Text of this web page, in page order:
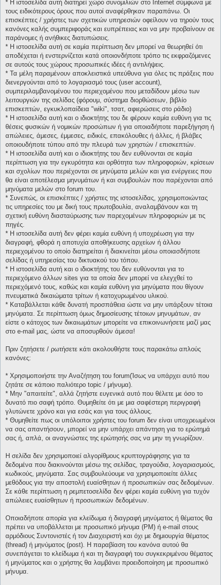
* H ιστοσελίδα αυτή διατηρεί χώρο συνομιλιών στο Internet σύμφωνα με
τους ειδικότερους όρους που αυτοί αναφέρθηκαν παραπάνω. Οι
επισκέπτες / χρήστες των σχετικών υπηρεσιών οφείλουν να τηρούν τους
κανόνες καλής συμπεριφοράς και ευπρέπειας και να μην προβαίνουν σε
παράνομες ή ανήθικες διατυπώσεις.
* H ιστοσελίδα αυτή σε καμία περίπτωση δεν μπορεί να θεωρηθεί ότι
αποδέχεται ή ενστερνίζεται κατά οποιονδήποτε τρόπο τις εκφραζόμενες
σε αυτούς τους χώρους προσωπικές ιδέες ή αντιλήψεις.
* Τα μέλη παραμένουν αποκλειστικά υπεύθυνα για όλες τις πράξεις που
διενεργούνται από το λογαριασμό τους (user account),
συμπεριλαμβανομένου του περιεχομένου που μεταδίδουν μέσω των
λειτουργιών της σελίδας (φόρουμ, σύστημα διορθώσεων, βιβλίο
επισκεπτών, εγκυκλοπαίδεια "wiki", τσατ, αφιερώσεις στο ράδιο)
* H ιστοσελίδα αυτή και ο ιδιοκτήτης του δε φέρουν καμία ευθύνη για τις
θέσεις φυσικών ή νομικών προσώπων ή για οποιαδήποτε παρεξήγηση ή
απώλειες, άμεσες, έμμεσες, ειδικές, επακόλουθες ή άλλες, ή βλάβες
οποιουδήποτε τύπου από την πλευρά των χρηστών / επισκεπτών.
* H ιστοσελίδα αυτή και ο ιδιοκτήτης του δεν ευθύνονται σε καμία
περίπτωση για την εγκυρότητα και ορθότητα των πληροφοριών, κρίσεων
και σχολίων που περιέχονται σε μηνύματα μελών και για ενέργειες που
θα είναι αποτέλεσμα μηνυμάτων ή και συμβουλών που παρέχονται από
μηνύματα μελών στο forum του.
* Συνεπώς, οι επισκέπτες / χρήστες της ιστοσελίδας, χρησιμοποιώντας
τις υπηρεσίες του με δική τους πρωτοβουλία, αναλαμβάνουν και τη
σχετική ευθύνη διασταύρωσης των παρεχομένων πληροφοριών με τις
πηγές.
* H ιστοσελίδα αυτή δεν φέρει καμία ευθύνη ή υποχρέωση για την
διαγραφή, φθορά η αποτυχία αποθήκευσης αρχείων ή άλλου
περιεχομένου το οποίο διατηρείται ή διακινείται μέσω οποιασδήποτε
σελίδας ή υπηρεσίας του δικτυακού του τόπου.
* H ιστοσελίδα αυτή και ο ιδιοκτήτης του δεν ευθύνονται για το
περιεχόμενο άλλων sites για τα οποία δεν μπορεί να ελεγχθεί το
περιεχόμενό τους, καθώς και καμία ευθύνη για μηνύματα που θίγουν
πνευματικά δικαιώματα τρίτων ή κατοχυρωμένου υλικού.
* Καταβάλλεται κάθε δυνατή προσπάθεια ώστε να μην υπάρξουν τέτοια
μηνύματα. Σε περίπτωση όμως δημοσίευσης τέτοιων μηνυμάτων, αν
είστε ο κάτοχος των δικαιωμάτων μπορείτε να επικοινωνήσετε μαζί μας
στο e-mail μας, ώστε να αποσυρθούν άμεσα!
Πριν ζητήσετε / ρωτήσετε κάτι ακολουθήστε τους παρακάτω απλούς
κανόνες:
* Χρησιμοποιήστε την Αναζήτηση του forum(Ίσως να υπάρχει αυτό που
ζητάτε σε κάποιο παλιότερο topic / μήνυμα).
* Μην "απαιτείτε", αλλά ζητήστε ευγενικά αυτό που θέλετε με όσο το
δυνατό πιο σαφή τρόπο. Θυμηθείτε ότι με μια σαφέστερη περιγραφή
γλυτώνετε χρόνο και για εσάς και για τους άλλους.
* Θυμηθείτε πως οι υπόλοιποι χρήστες του forum δεν είναι υποχρεωμένοι
να σας απαντήσουν, μπορεί να μην υπάρχει απάντηση για το ερώτημά
σας ή, απλά, οι αναγνώστες της ερώτησής σας να μην τη γνωρίζουν.
Η σελίδα δεν χρησιμοποιεί αλγορίθμους κρυπτογράφησης για τα
δεδομένα που διακινούνται μέσω της σελίδας, τραγούδια, λογαριασμούς,
κωδικούς, μηνύματα. Σας συμβουλεύουμε να χρησιμοποιείτε άλλες
μεθόδους για την αποστολή ευαίσθητων ή προσωπικών σας δεδομένων.
Σε κάθε περίπτωση η ρεμπετοσελίδα δεν φέρει καμία ευθύνη για τυχόν
απώλειες ευαίσθητων ή προσωπικών δεδομένων.
Οποιαδήποτε απορία για κλείδωμα ή διαγραφή μηνύματος ή θέματος θα
πρέπει να υποβάλλεται με προσωπικό μήνυμα (PM) ή e-mail στους
αρμόδιους Συντονιστές ή τον Διαχειριστή και όχι με δημιουργία θέματος
(thread) ή μηνύματος (post). Η παραβίαση του κανόνα αυτού θα
συνεπάγεται το κλείδωμα ή και τη διαγραφή του συγκεκριμένου θέματος
ή μηνύματος και ο χρήστης θα λαμβάνει προειδοποίηση με προσωπικό
μήνυμα.